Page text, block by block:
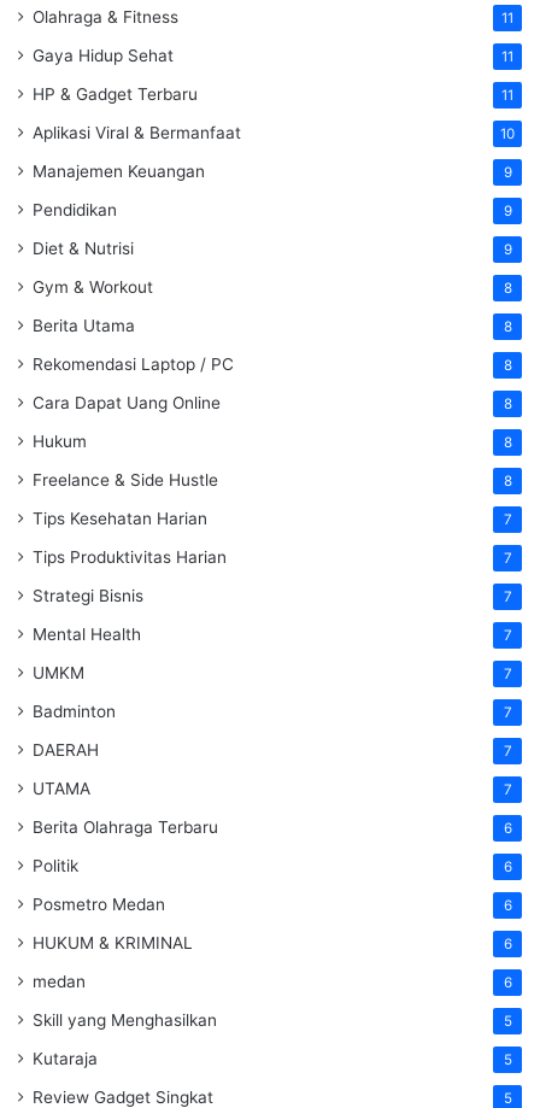
Olahraga & Fitness 11
Gaya Hidup Sehat 11
HP & Gadget Terbaru 11
Aplikasi Viral & Bermanfaat 10
Manajemen Keuangan 9
Pendidikan 9
Diet & Nutrisi 9
Gym & Workout 8
Berita Utama 8
Rekomendasi Laptop / PC 8
Cara Dapat Uang Online 8
Hukum 8
Freelance & Side Hustle 8
Tips Kesehatan Harian 7
Tips Produktivitas Harian 7
Strategi Bisnis 7
Mental Health 7
UMKM 7
Badminton 7
DAERAH 7
UTAMA 7
Berita Olahraga Terbaru 6
Politik 6
Posmetro Medan 6
HUKUM & KRIMINAL 6
medan 6
Skill yang Menghasilkan 5
Kutaraja 5
Review Gadget Singkat 5